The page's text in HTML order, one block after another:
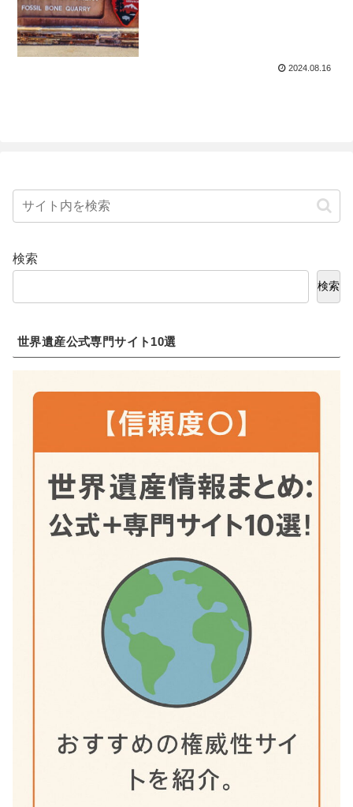
2024.08.16
検索
検索
世界遺産公式専門サイト10選